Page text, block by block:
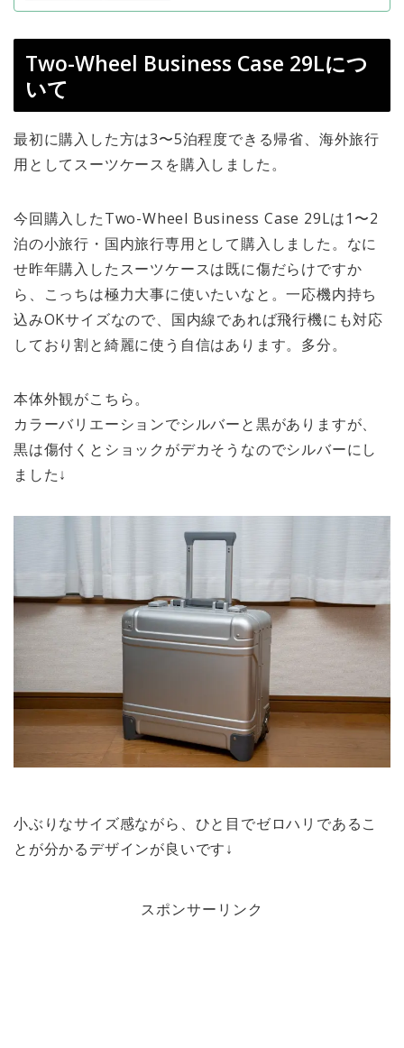
Two-Wheel Business Case 29Lにつ
いて
最初に購入した方は3〜5泊程度できる帰省、海外旅行
用としてスーツケースを購入しました。
今回購入したTwo-Wheel Business Case 29Lは1〜2
泊の小旅行・国内旅行専用として購入しました。なに
せ昨年購入したスーツケースは既に傷だらけですか
ら、こっちは極力大事に使いたいなと。一応機内持ち
込みOKサイズなので、国内線であれば飛行機にも対応
しており割と綺麗に使う自信はあります。多分。
本体外観がこちら。
カラーバリエーションでシルバーと黒がありますが、
黒は傷付くとショックがデカそうなのでシルバーにし
ました↓
小ぶりなサイズ感ながら、ひと目でゼロハリであるこ
とが分かるデザインが良いです↓
スポンサーリンク